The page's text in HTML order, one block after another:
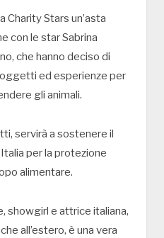
Charity Stars un’asta
con le star Sabrina
che hanno deciso di
ed esperienze per
gli animali.
servirà a sostenere il
per la protezione
alimentare.
showgirl e attrice italiana,
all’estero, è una vera